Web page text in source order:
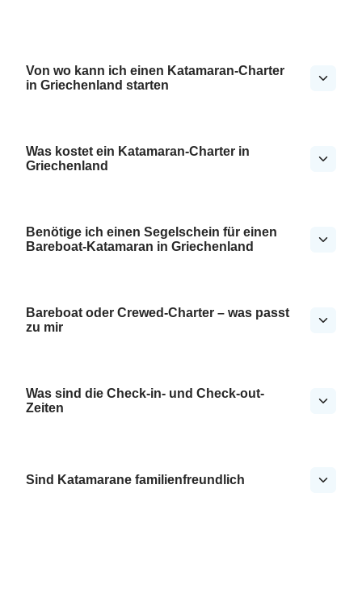
Von wo kann ich einen Katamaran-Charter
in Griechenland starten
Was kostet ein Katamaran-Charter in
Griechenland
Benötige ich einen Segelschein für einen
Bareboat-Katamaran in Griechenland
Bareboat oder Crewed-Charter – was passt
zu mir
Was sind die Check-in- und Check-out-
Zeiten
Sind Katamarane familienfreundlich